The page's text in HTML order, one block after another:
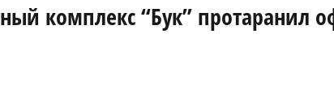
комплекс “Бук” протаранил